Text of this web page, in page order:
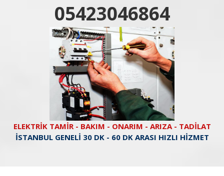
05423046864
ELEKTRİK TAMİR - BAKIM - ONARIM - ARIZA - TADİLAT
İSTANBUL GENELİ 30 DK - 60 DK ARASI HIZLI HİZMET